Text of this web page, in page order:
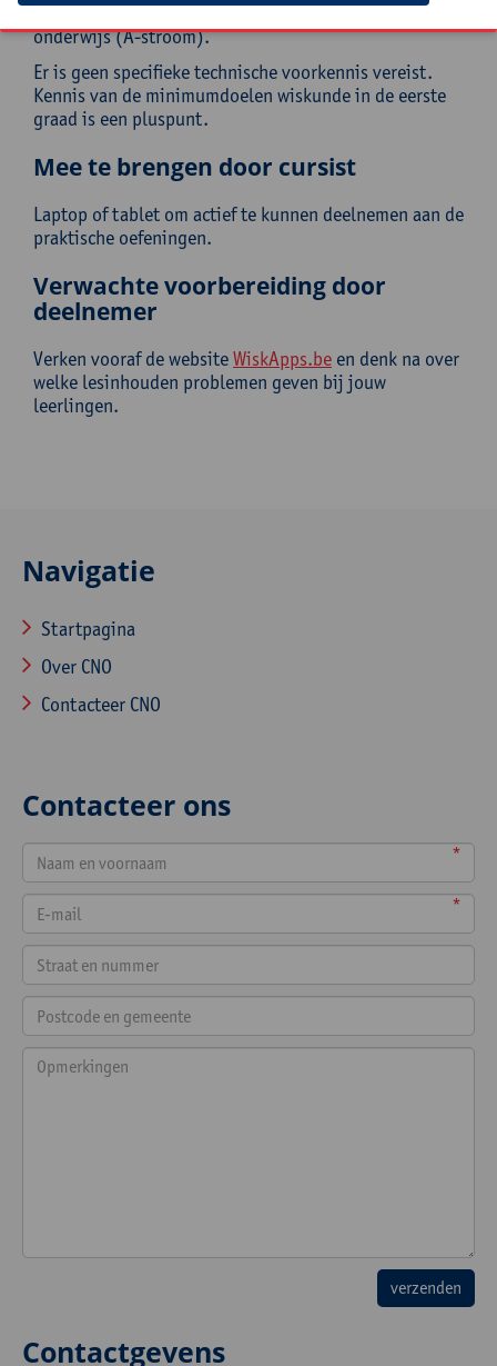
Leerkrachten wiskunde in de eerste graad secundair
onderwijs (A-stroom).
Er is geen specifieke technische voorkennis vereist.
Kennis van de minimumdoelen wiskunde in de eerste
graad is een pluspunt.
Mee te brengen door cursist
Laptop of tablet om actief te kunnen deelnemen aan de
praktische oefeningen.
Verwachte voorbereiding door
deelnemer
Verken vooraf de websiteWiskApps.be en denk na over
welke lesinhouden problemen geven bij jouw
leerlingen.
Navigatie
Startpagina
Over CNO
Contacteer CNO
Contacteer ons
*
*
Contactgevens